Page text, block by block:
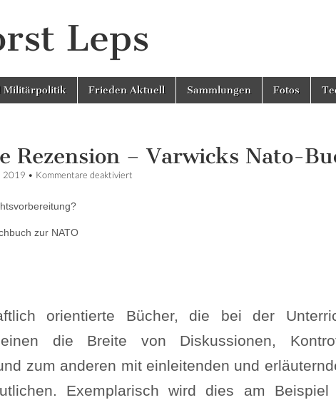
Leps
Militärpolitik Frieden Aktuell Sammlungen Fotos
Rezension – Varwicks Nato-
2019 • Kommentare deaktiviert
zur NATO
orientierte Bücher, die bei der
die Breite von Diskussionen,
zum anderen mit einleitenden und
Exemplarisch wird dies am